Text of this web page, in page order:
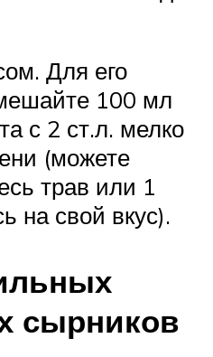
Для его
100 мл
с 2 ст.л. мелко
(можете
трав или 1
на свой вкус).
сырников